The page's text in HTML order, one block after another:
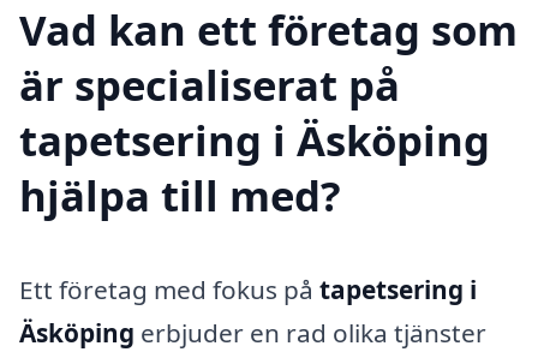
Vad kan ett företag som
är specialiserat på
tapetsering i Äsköping
hjälpa till med?
Ett företag med fokus på tapetsering i
Äsköping erbjuder en rad olika tjänster